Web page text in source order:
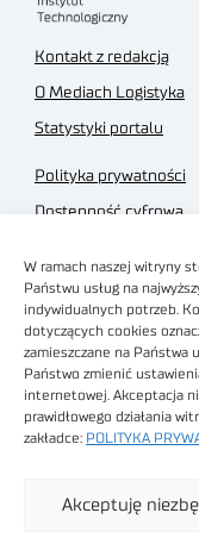
W ramach naszej witryny
Państwu usług na
indywidualnych potrzeb.
dotyczących cookies
zamieszczane na Państwa
Państwo zmienić
internetowej. Akceptacja
prawidłowego działania
zakładce: POLITYKA
Akceptuję
Kontakt z redakcją
O Mediach Logistyka
Statystyki portalu
Polityka prywatności
Dostępność cyfrowa
Regulamin sklepu
Obrazy stockowe
autorstwa
Technologiczny